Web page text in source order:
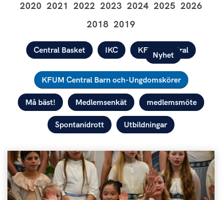
2026
2025
2024
2023
2022
2021
2020
2019
2018
KategorierCentral Basket IKC KFUM Central
Nyhet
KFUM Central Barn och-Ungdomskörer
Må bäst! Medlemsenkät medlemsmöte
Spontanidrott Utbildningar